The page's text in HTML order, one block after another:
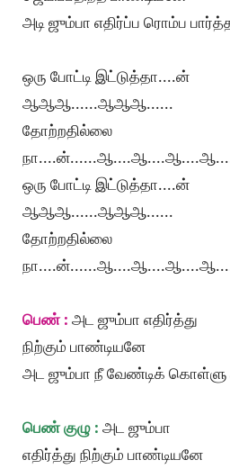
அடி ஜும்பா எதிர்ப்ப ரொம்ப
ஒரு போட்டி இட்டுத்தா....ன்
ஆஆஆ......ஆஆஆ......
தோற்றதில்லை
ஒரு போட்டி இட்டுத்தா....ன்
ஆஆஆ......ஆஆஆ......
தோற்றதில்லை
பெண் : அட ஜும்பா எதிர்த்து
நிற்கும் பாண்டியனே
அட ஜும்பா நீ வேண்டிக்
பெண் குழு : அட ஜும்பா
எதிர்த்து நிற்கும் பாண்டியனே